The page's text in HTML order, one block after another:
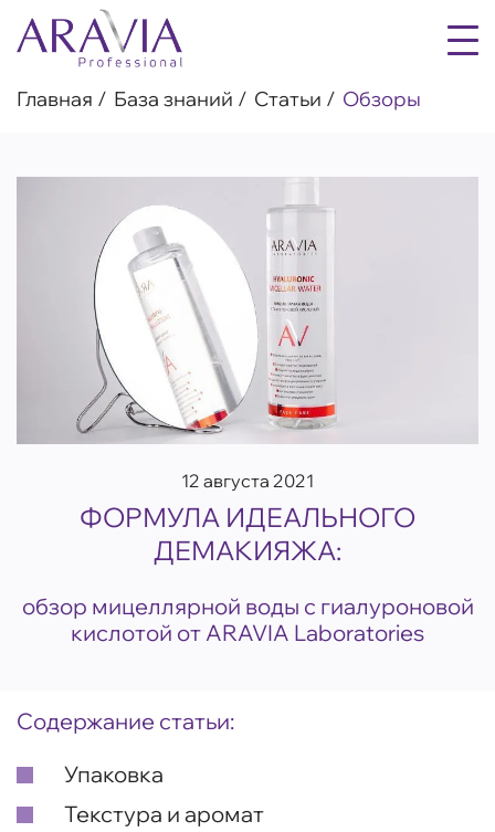
Главная База знаний Статьи Обзоры
12 августа 2021
ФОРМУЛА ИДЕАЛЬНОГО
ДЕМАКИЯЖА:
обзор мицеллярной воды с гиалуроновой
кислотой от ARAVIA Laboratories
Содержание статьи:
Упаковка
Текстура и аромат